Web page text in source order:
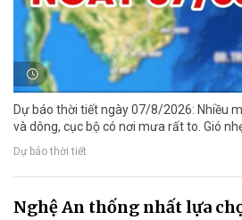
Dự báo thời tiết ngày 07/8/2026: Nhiều
và dông, cục bộ có nơi mưa rất to. Gió
Dự báo thời tiết
Nghệ An thống nhất lựa